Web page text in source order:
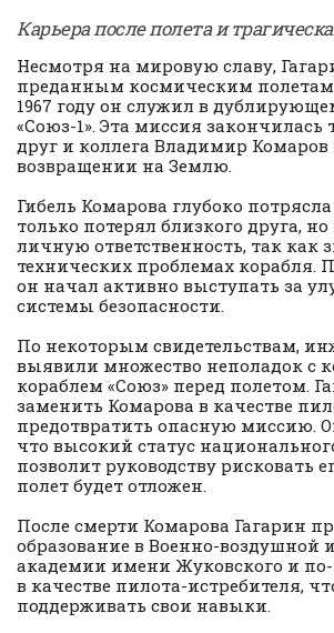
Карьера после полета и
Несмотря на мировую славу,
преданным космическим
1967 году он служил в
«Союз-1». Эта миссия закончилась
друг и коллега Владимир
возвращении на Землю.
Гибель Комарова глубоко
только потерял близкого друга,
личную ответственность, так как
технических проблемах корабля.
он начал активно выступать за
системы безопасности.
По некоторым свидетельствам,
выявили множество неполадок с
кораблем «Союз» перед полетом.
заменить Комарова в качестве
предотвратить опасную миссию.
что высокий статус
позволит руководству рисковать
полет будет отложен.
После смерти Комарова Гагарин
образование в Военно-воздушной
академии имени Жуковского и
в качестве пилота-истребителя,
поддерживать свои навыки.